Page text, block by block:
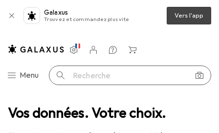
Vos données. Votre choix.
Galaxus
Trouvez et commandez plus vite Vers l'app
Navigation par catégorie
Menu Recherche
Paramètres
Compte client
Listes de comparaison
Listes d'envies
Panier
Adaptateur pour appareils mobiles SBS Teadaptjacktyck